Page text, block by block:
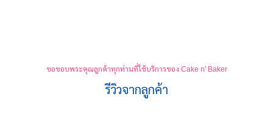
ขอขอบพระคุณลูกค้าทุกท่านที่ใช้บริการของ Cake n' Baker
รีวิวจากลูกค้า